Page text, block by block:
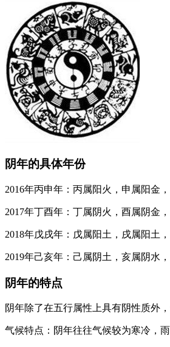
阴年的具体年份
2016年丙申年：丙属阳火，申属阳金，
2017年丁酉年：丁属阴火，酉属阴金，
2018年戊戌年：戊属阳土，戌属阳土，
2019年己亥年：己属阴土，亥属阴水，
阴年的特点
阴年除了在五行属性上具有阴性质外
气候特点：阴年往往气候较为寒冷，雨